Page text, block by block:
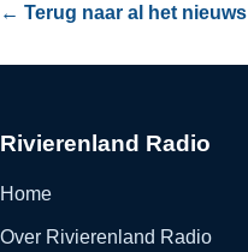
← Terug naar al het nieuws
Rivierenland Radio
Home
Over Rivierenland Radio